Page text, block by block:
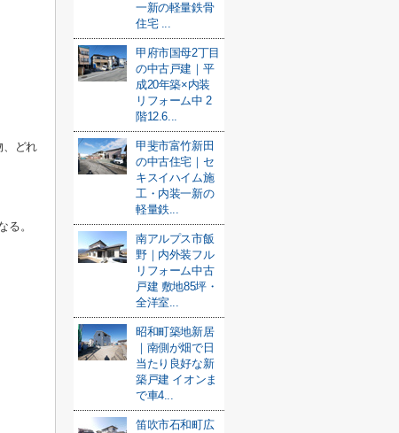
、どれ
る。
一新の軽量鉄骨
住宅 ...
甲府市国母2丁目
の中古戸建｜平
成20年築×内装
リフォーム中 2
階12.6...
甲斐市富竹新田
の中古住宅｜セ
キスイハイム施
工・内装一新の
軽量鉄...
南アルプス市飯
野｜内外装フル
リフォーム中古
戸建 敷地85坪・
全洋室...
昭和町築地新居
｜南側が畑で日
当たり良好な新
築戸建 イオンま
で車4...
笛吹市石和町広